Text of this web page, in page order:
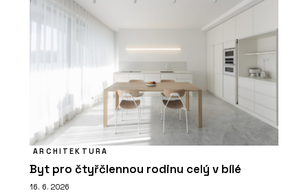
ARCHITEKTURA
Byt pro čtyřčlennou rodinu celý v bílé
16. 6. 2026